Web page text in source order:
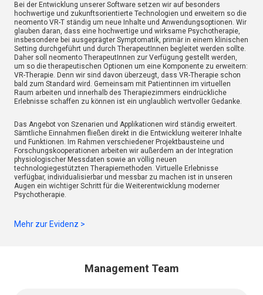
Bei der Entwicklung unserer Software setzen wir auf besonders
hochwertige und zukunftsorientierte Technologien und erweitern so die
neomento VR-T ständig um neue Inhalte und Anwendungsoptionen. Wir
glauben daran, dass eine hochwertige und wirksame Psychotherapie,
insbesondere bei ausgeprägter Symptomatik, primär in einem klinischen
Setting durchgeführt und durch TherapeutInnen begleitet werden sollte.
Daher soll neomento TherapeutInnen zur Verfügung gestellt werden,
um so die therapeutischen Optionen um eine Komponente zu erweitern:
VR-Therapie. Denn wir sind davon überzeugt, dass VR-Therapie schon
bald zum Standard wird. Gemeinsam mit Patientinnen im virtuellen
Raum arbeiten und innerhalb des Therapiezimmers eindrückliche
Erlebnisse schaffen zu können ist ein unglaublich wertvoller Gedanke.
Das Angebot von Szenarien und Applikationen wird ständig erweitert.
Sämtliche Einnahmen fließen direkt in die Entwicklung weiterer Inhalte
und Funktionen. Im Rahmen verschiedener Projektbausteine und
Forschungskooperationen arbeiten wir außerdem an der Integration
physiologischer Messdaten sowie an völlig neuen
technologiegestützten Therapiemethoden. Virtuelle Erlebnisse
verfügbar, individualisierbar und messbar zu machen ist in unseren
Augen ein wichtiger Schritt für die Weiterentwicklung moderner
Psychotherapie.
Mehr zur Evidenz >
Management Team